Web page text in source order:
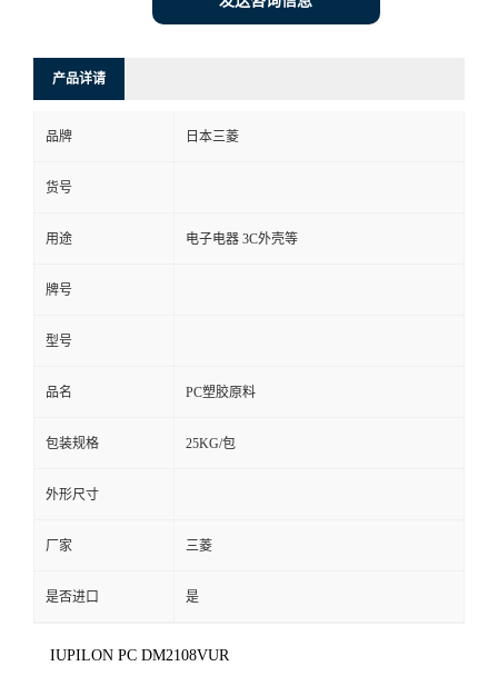
产品详请
品牌 日本三菱
货号
用途 电子电器 3C外壳等
牌号
型号
品名 PC塑胶原料
包装规格 25KG/包
外形尺寸
厂家 三菱
是否进口 是
IUPILON PC DM2108VUR